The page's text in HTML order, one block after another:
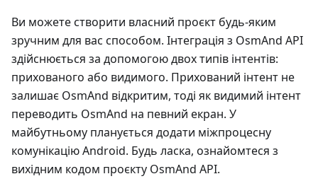
Ви можете створити власний проєкт будь-яким
зручним для вас способом. Інтеграція з OsmAnd API
здійснюється за допомогою двох типів інтентів:
прихованого або видимого. Прихований інтент не
залишає OsmAnd відкритим, тоді як видимий інтент
переводить OsmAnd на певний екран. У
майбутньому планується додати міжпроцесну
комунікацію Android. Будь ласка, ознайомтеся з
вихідним кодом проєкту OsmAnd API.